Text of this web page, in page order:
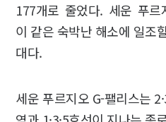
177개로 줄었다. 세운 푸르
이 같은 숙박난 해소에 일조
대다.
세운 푸르지오 G-팰리스는